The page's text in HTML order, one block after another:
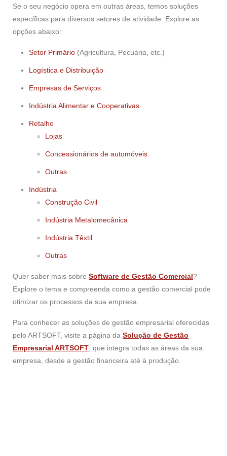
Se o seu negócio opera em outras áreas, temos soluções
específicas para diversos setores de atividade. Explore as
opções abaixo:
Setor Primário (Agricultura, Pecuária, etc.)
Logística e Distribuição
Empresas de Serviços
Indústria Alimentar e Cooperativas
Retalho
Lojas
Concessionários de automóveis
Outras
Indústria
Construção Civil
Indústria Metalomecânica
Indústria Têxtil
Outras
Quer saber mais sobre Software de Gestão Comercial?
Explore o tema e compreenda como a gestão comercial pode
otimizar os processos da sua empresa.
Para conhecer as soluções de gestão empresarial oferecidas
pelo ARTSOFT, visite a página da Solução de Gestão
Empresarial ARTSOFT, que integra todas as áreas da sua
empresa, desde a gestão financeira até à produção.